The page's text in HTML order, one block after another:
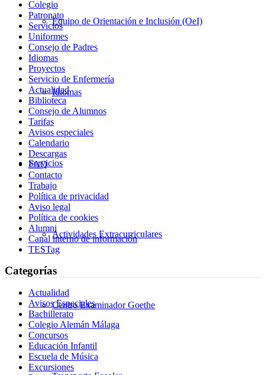
Equipo de Orientación e Inclusión (OeI)
Idiomas
Servicios
Actividades Extracurriculares
Centro Examinador Goethe
Colegio
Patronato
Servicios
Uniformes
Consejo de Padres
Idiomas
Proyectos
Servicio de Enfermería
Actualidad
Biblioteca
Consejo de Alumnos
Tarifas
Avisos especiales
Calendario
Descargas
FAQ
Contacto
Trabajo
Política de privacidad
Aviso legal
Política de cookies
Alumni
Canal interno de información
TESTag
Categorías
Actualidad
Avisos Especiales
Bachillerato
Colegio Alemán Málaga
Concursos
Educación Infantil
Escuela de Música
Excursiones